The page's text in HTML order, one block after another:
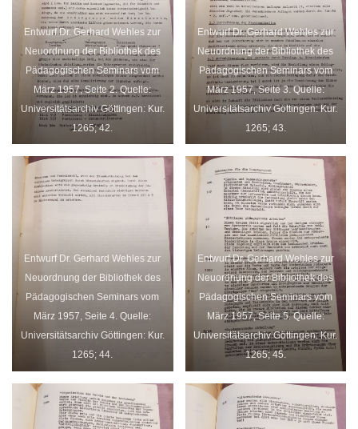
Entwurf Dr. Gerhard Wehles zur
Neuordnung der Bibliothek des
Pädagogischen Seminars vom
März 1957, Seite 2. Quelle:
Universitätsarchiv Göttingen: Kur.
1265; 42.
Entwurf Dr. Gerhard Wehles zur
Neuordnung der Bibliothek des
Pädagogischen Seminars vom
März 1957, Seite 3. Quelle:
Universitätsarchiv Göttingen: Kur.
1265; 43.
Entwurf Dr. Gerhard Wehles zur
Neuordnung der Bibliothek des
Pädagogischen Seminars vom
März 1957, Seite 4. Quelle:
Universitätsarchiv Göttingen: Kur.
1265; 44.
Entwurf Dr. Gerhard Wehles zur
Neuordnung der Bibliothek des
Pädagogischen Seminars vom
März 1957, Seite 5. Quelle:
Universitätsarchiv Göttingen: Kur.
1265; 45.